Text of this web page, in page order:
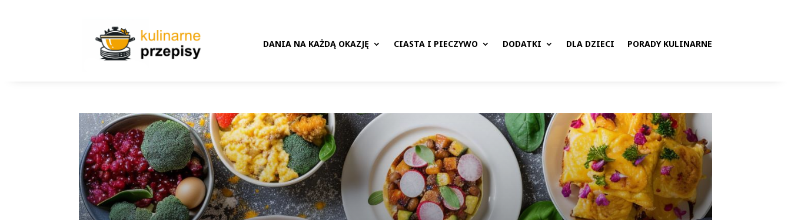
DANIA NA KAŻDĄ OKAZJĘ CIASTA I PIECZYWO DODATKI DLA DZIECI PORADY KULINARNE